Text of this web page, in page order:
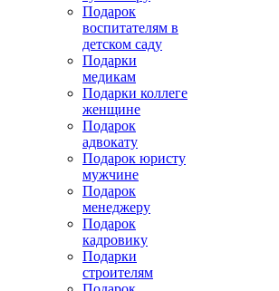
Подарок
воспитателям в
детском саду
Подарки
медикам
Подарки коллеге
женщине
Подарок
адвокату
Подарок юристу
мужчине
Подарок
менеджеру
Подарок
кадровику
Подарки
строителям